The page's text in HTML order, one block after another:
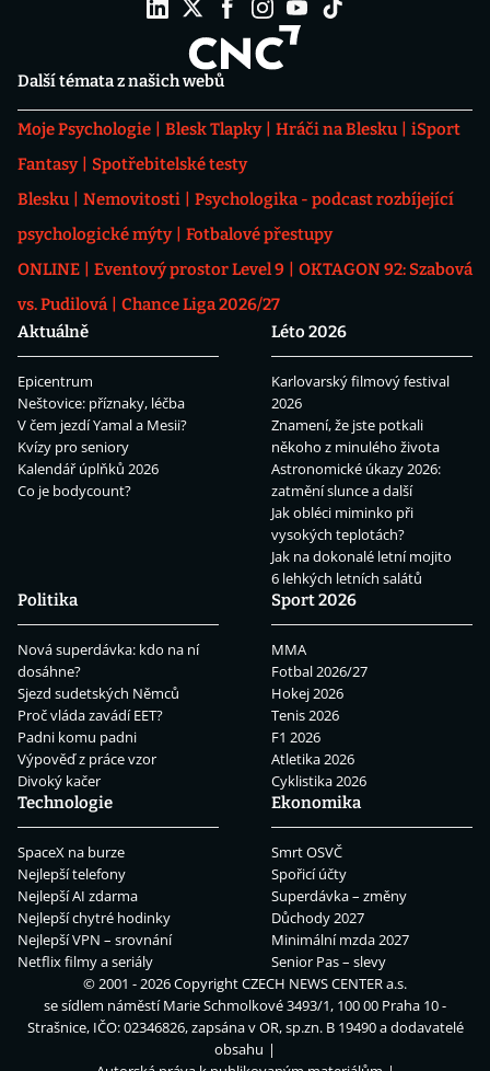
Další témata z našich webů
Moje Psychologie Blesk Tlapky Hráči na Blesku
iSport
Fantasy
Spotřebitelské testy
Blesku
Nemovitosti
Psychologika - podcast rozbíjející
psychologické mýty
Fotbalové přestupy
ONLINE
Eventový prostor Level 9
OKTAGON 92: Szabová
vs. Pudilová
Chance Liga 2026/27
Aktuálně
Epicentrum
Neštovice: příznaky, léčba
V čem jezdí Yamal a Mesii?
Kvízy pro seniory
Kalendář úplňků 2026
Co je bodycount?
Léto 2026
Karlovarský filmový festival
2026
Znamení, že jste potkali
někoho z minulého života
Astronomické úkazy 2026:
zatmění slunce a další
Jak obléci miminko při
vysokých teplotách?
Jak na dokonalé letní mojito
6 lehkých letních salátů
Politika
Nová superdávka: kdo na ní
dosáhne?
Sjezd sudetských Němců
Proč vláda zavádí EET?
Padni komu padni
Výpověď z práce vzor
Divoký kačer
Sport 2026
MMA
Fotbal 2026/27
Hokej 2026
Tenis 2026
F1 2026
Atletika 2026
Cyklistika 2026
Technologie
SpaceX na burze
Nejlepší telefony
Nejlepší AI zdarma
Nejlepší chytré hodinky
Nejlepší VPN – srovnání
Netflix filmy a seriály
Ekonomika
Smrt OSVČ
Spořicí účty
Superdávka – změny
Důchody 2027
Minimální mzda 2027
Senior Pas – slevy
© 2001 - 2026 CopyrightCZECH NEWS CENTER a.s.
se sídlem náměstí Marie Schmolkové 3493/1, 100 00 Praha 10 -
Strašnice, IČO: 02346826, zapsána v OR, sp.zn. B 19490 a dodavatelé
obsahu